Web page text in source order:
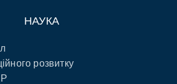
НАУКА
розвитку